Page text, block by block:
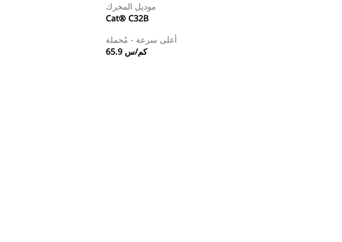
موديل المحرك
Cat® C32B
أعلى سرعة - مُحملة
65.9 كم/س